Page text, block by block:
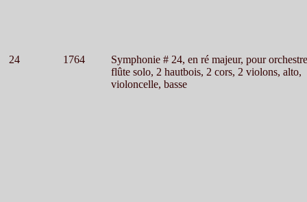
24 1764
Symphonie # 24, en ré majeur, pour orchestre
flûte solo, 2 hautbois, 2 cors, 2 violons, alto,
violoncelle, basse